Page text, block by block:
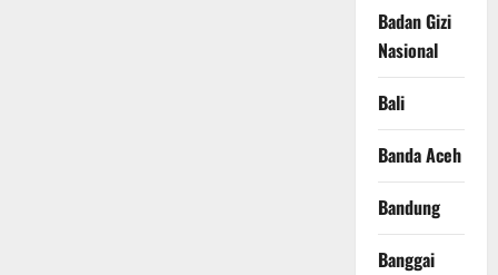
Badan Gizi
Nasional
Bali
Banda Aceh
Bandung
Banggai